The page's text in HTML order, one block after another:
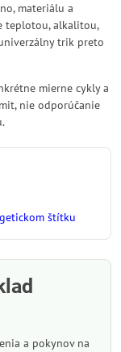
materiálu a
teplotou, alkalitou,
trik preto
mierne cykly a
nie odporúčanie
štítku
a pokynov na